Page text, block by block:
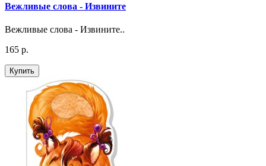
Вежливые слова - Извините
Вежливые слова - Извините..
165 р.
Купить